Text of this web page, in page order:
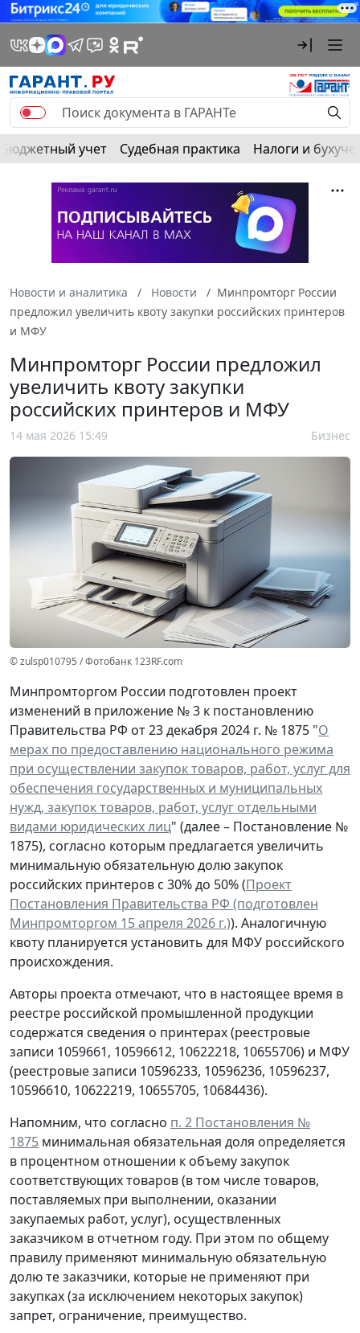
Бюджетный учет Судебная практика Налоги и
Новости и аналитика Новости
Минпромторг России
предложил увеличить квоту закупки российских принтеров
и МФУ
Минпромторг России предложил
увеличить квоту закупки
российских принтеров и МФУ
14 мая 2026 15:49 Бизнес
© zulsp010795 / Фотобанк 123RF.com
Минпромторгом России подготовлен проект
изменений в приложение № 3 к постановлению
Правительства РФ от 23 декабря 2024 г. № 1875 "О
мерах по предоставлению национального режима
при осуществлении закупок товаров, работ, услуг для
обеспечения государственных и муниципальных
нужд, закупок товаров, работ, услуг отдельными
видами юридических лиц" (далее – Постановление №
1875), согласно которым предлагается увеличить
минимальную обязательную долю закупок
российских принтеров с 30% до 50% (Проект
Постановления Правительства РФ (подготовлен
Минпромторгом 15 апреля 2026 г.)). Аналогичную
квоту планируется установить для МФУ российского
происхождения.
Авторы проекта отмечают, что в настоящее время в
реестре российской промышленной продукции
содержатся сведения о принтерах (реестровые
записи 1059661, 10596612, 10622218, 10655706) и МФУ
(реестровые записи 10596233, 10596236, 10596237,
10596610, 10622219, 10655705, 10684436).
Напомним, что согласно п. 2 Постановления №
1875 минимальная обязательная доля определяется
в процентном отношении к объему закупок
соответствующих товаров (в том числе товаров,
поставляемых при выполнении, оказании
закупаемых работ, услуг), осуществленных
заказчиком в отчетном году. При этом по общему
правилу применяют минимальную обязательную
долю те заказчики, которые не применяют при
закупках (за исключением некоторых закупок)
запрет, ограничение, преимущество.